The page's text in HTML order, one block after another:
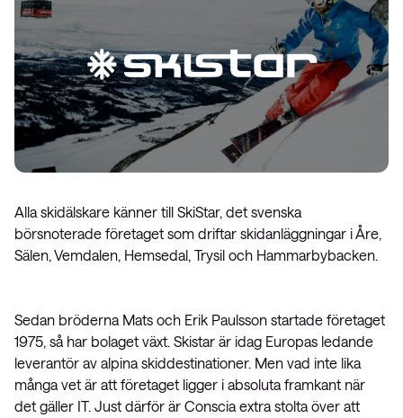
Alla skidälskare känner till SkiStar, det svenska
börsnoterade företaget som driftar skidanläggningar i Åre,
Sälen, Vemdalen, Hemsedal, Trysil och Hammarbybacken.
Sedan bröderna Mats och Erik Paulsson startade företaget
1975, så har bolaget växt. Skistar är idag Europas ledande
leverantör av alpina skiddestinationer. Men vad inte lika
många vet är att företaget ligger i absoluta framkant när
det gäller IT. Just därför är Conscia extra stolta över att